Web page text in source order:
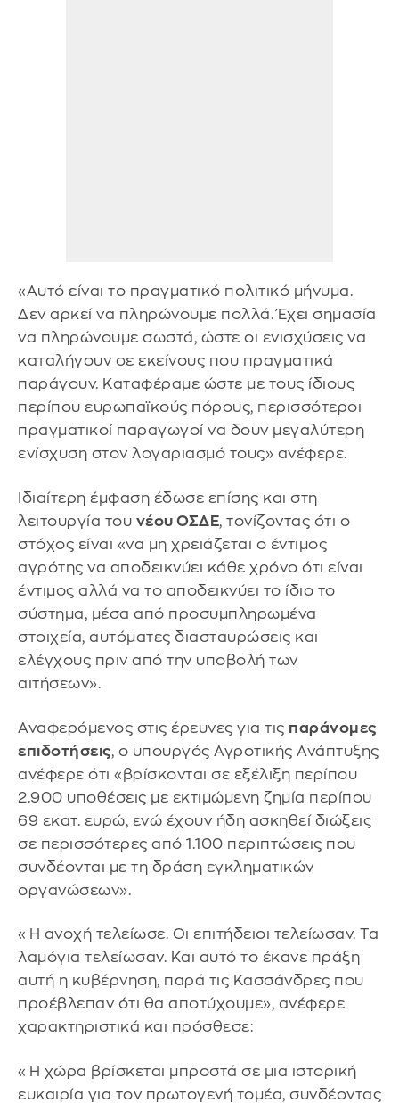
«Αυτό είναι το πραγματικό πολιτικό μήνυμα.
Δεν αρκεί να πληρώνουμε πολλά. Έχει σημασία
να πληρώνουμε σωστά, ώστε οι ενισχύσεις να
καταλήγουν σε εκείνους που πραγματικά
παράγουν. Καταφέραμε ώστε με τους ίδιους
περίπου ευρωπαϊκούς πόρους, περισσότεροι
πραγματικοί παραγωγοί να δουν μεγαλύτερη
ενίσχυση στον λογαριασμό τους» ανέφερε.
Ιδιαίτερη έμφαση έδωσε επίσης και στη
λειτουργία του νέου ΟΣΔΕ, τονίζοντας ότι ο
στόχος είναι «να μη χρειάζεται ο έντιμος
αγρότης να αποδεικνύει κάθε χρόνο ότι είναι
έντιμος αλλά να το αποδεικνύει το ίδιο το
σύστημα, μέσα από προσυμπληρωμένα
στοιχεία, αυτόματες διασταυρώσεις και
ελέγχους πριν από την υποβολή των
αιτήσεων».
Αναφερόμενος στις έρευνες για τις παράνομες
επιδοτήσεις, ο υπουργός Αγροτικής Ανάπτυξης
ανέφερε ότι «βρίσκονται σε εξέλιξη περίπου
2.900 υποθέσεις με εκτιμώμενη ζημία περίπου
69 εκατ. ευρώ, ενώ έχουν ήδη ασκηθεί διώξεις
σε περισσότερες από 1.100 περιπτώσεις που
συνδέονται με τη δράση εγκληματικών
οργανώσεων».
«Η ανοχή τελείωσε. Οι επιτήδειοι τελείωσαν. Τα
λαμόγια τελείωσαν. Και αυτό το έκανε πράξη
αυτή η κυβέρνηση, παρά τις Κασσάνδρες που
προέβλεπαν ότι θα αποτύχουμε», ανέφερε
χαρακτηριστικά και πρόσθεσε:
«Η χώρα βρίσκεται μπροστά σε μια ιστορική
ευκαιρία για τον πρωτογενή τομέα, συνδέοντας